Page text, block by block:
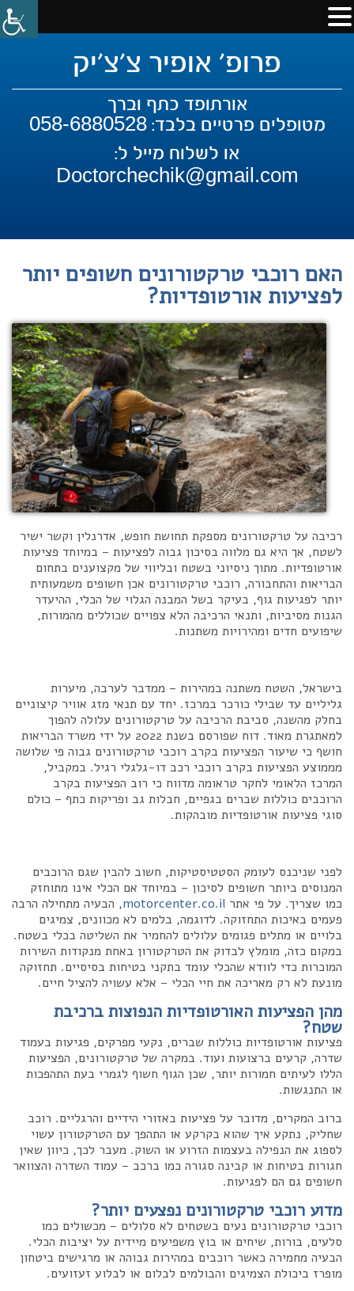
פרופ' אופיר צ'צ'יק
אורתופד כתף וברך
מטופלים פרטיים בלבד: 058-6880528
או לשלוח מייל ל:
Doctorchechik@gmail.com
האם רוכבי טרקטורונים חשופים יותר
לפציעות אורטופדיות?
רכיבה על טרקטורונים מספקת תחושת חופש, אדרנלין וקשר ישיר
לשטח, אך היא גם מלווה בסיכון גבוה לפציעות – במיוחד פציעות
אורטופדיות. מתוך ניסיוני בשטח ובליווי של מקצוענים בתחום
הבריאות והתחבורה, רוכבי טרקטורונים אכן חשופים משמעותית
יותר לפגיעות גוף, בעיקר בשל המבנה הגלוי של הכלי, ההיעדר
הגנות מסיביות, ותנאי הרכיבה הלא צפויים שכוללים מהמורות,
שיפועים חדים ומהירויות משתנות.
בישראל, השטח משתנה במהירות – ממדבר לערבה, מיערות
גליליים עד שבילי כורכר במרכז. יחד עם תנאי מזג אוויר קיצוניים
בחלק מהשנה, סביבת הרכיבה על טרקטורונים עלולה להפוך
למאתגרת מאוד. דוח שפורסם בשנת 2022 על ידי משרד הבריאות
חושף כי שיעור הפציעות בקרב רוכבי טרקטורונים גבוה פי שלושה
מממוצע הפציעות בקרב רוכבי רכב דו-גלגלי רגיל. במקביל,
המרכז הלאומי לחקר טראומה מדווח כי רוב הפציעות בקרב
הרוכבים כוללות שברים בגפיים, חבלות גב ופריקות כתף – כולם
סוגי פציעות אורטופדיות מובהקות.
לפני שניכנס לעומק הסטטיסטיקות, חשוב להבין שגם הרוכבים
המנוסים ביותר חשופים לסיכון – במיוחד אם הכלי אינו מתוחזק
כמו שצריך. על פי אתר motorcenter.co.il, הבעיה מתחילה הרבה
פעמים באיכות התחזוקה. לדוגמה, בלמים לא מכוונים, צמיגים
בלויים או מתלים פגומים עלולים להחמיר את השליטה בכלי בשטח.
במקום כזה, מומלץ לבדוק את הטרקטורון באחת מנקודות השירות
המוכרות כדי לוודא שהכלי עומד בתקני בטיחות בסיסיים. תחזוקה
מונעת לא רק מאריכה את חיי הכלי – אלא עשויה להציל חיים.
מהן הפציעות האורטופדיות הנפוצות ברכיבת
שטח?
פציעות אורטופדיות כוללות שברים, נקעי מפרקים, פגיעות בעמוד
שדרה, קרעים ברצועות ועוד. במקרה של טרקטורונים, הפציעות
הללו לעיתים חמורות יותר, שכן הגוף חשוף לגמרי בעת התהפכות
או התנגשות.
ברוב המקרים, מדובר על פציעות באזורי הידיים והרגליים. רוכב
שחליק, נתקע איך שהוא בקרקע או התהפך עם הטרקטורון עשוי
לספוג את הנפילה בעצמות הזרוע או השוק. מעבר לכך, כיוון שאין
חגורות בטיחות או קבינה סגורה כמו ברכב – עמוד השדרה והצוואר
חשופים גם הם לפגיעות.
מדוע רוכבי טרקטורונים נפצעים יותר?
רוכבי טרקטורונים נעים בשטחים לא סלולים – מכשולים כמו
סלעים, בורות, שיחים או בוץ משפיעים מיידית על יציבות הכלי.
הבעיה מחמירה כאשר רוכבים במהירות גבוהה או מרגישים ביטחון
מופרז ביכולת הצמיגים והבולמים לבלום או לבלוע זעזועים.